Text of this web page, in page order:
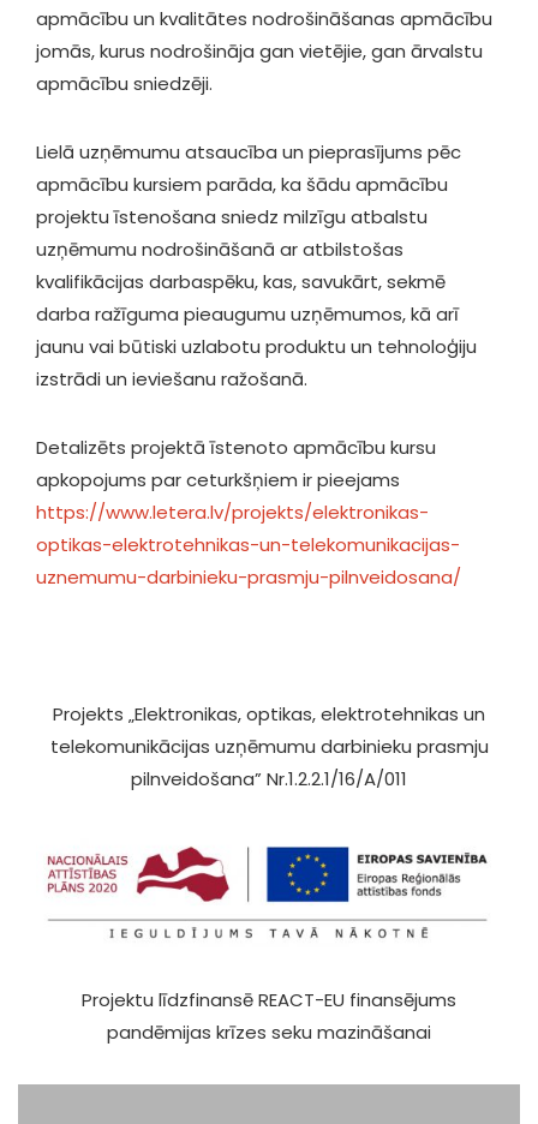
apmācību un kvalitātes nodrošināšanas apmācību
jomās, kurus nodrošināja gan vietējie, gan ārvalstu
apmācību sniedzēji.
Lielā uzņēmumu atsaucība un pieprasījums pēc
apmācību kursiem parāda, ka šādu apmācību
projektu īstenošana sniedz milzīgu atbalstu
uzņēmumu nodrošināšanā ar atbilstošas
kvalifikācijas darbaspēku, kas, savukārt, sekmē
darba ražīguma pieaugumu uzņēmumos, kā arī
jaunu vai būtiski uzlabotu produktu un tehnoloģiju
izstrādi un ieviešanu ražošanā.
Detalizēts projektā īstenoto apmācību kursu
apkopojums par ceturkšņiem ir pieejams
https://www.letera.lv/projekts/elektronikas-
optikas-elektrotehnikas-un-telekomunikacijas-
uznemumu-darbinieku-prasmju-pilnveidosana/
Projekts „Elektronikas, optikas, elektrotehnikas un
telekomunikācijas uzņēmumu darbinieku prasmju
pilnveidošana” Nr.1.2.2.1/16/A/011
Projektu līdzfinansē REACT-EU finansējums
pandēmijas krīzes seku mazināšanai